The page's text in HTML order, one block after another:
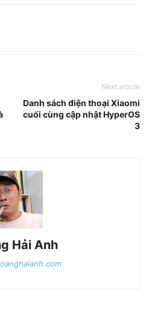
Next article
Danh sách điện thoại Xiaomi
cuối cùng cập nhật HyperOS
3
Hải Anh